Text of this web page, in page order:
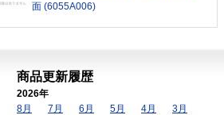
面 (6055A006)
商品更新履歴
2026年
8月
7月 6月 5月 4月
3月